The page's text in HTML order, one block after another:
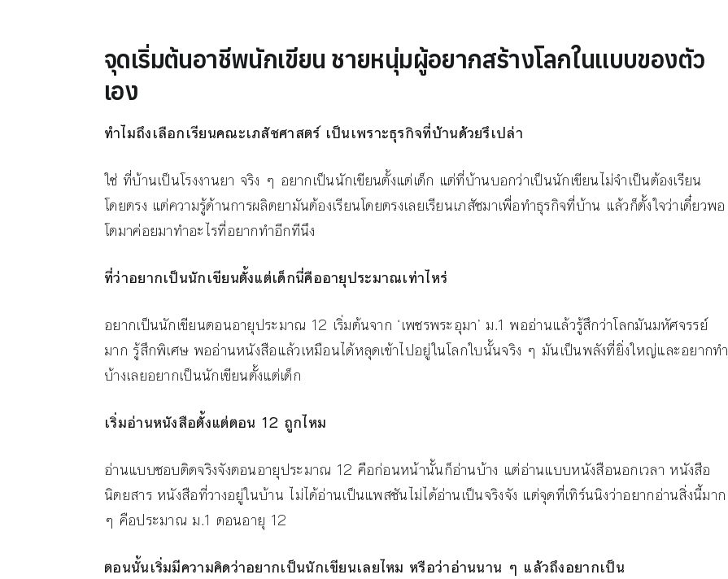
จุดเริ่มต้นอาชีพนักเขียน ชายหนุ่มผู้อยากสร้างโลกในแบบของตัว
เอง
ทำไมถึงเลือกเรียนคณะเภสัชศาสตร์ เป็นเพราะธุรกิจที่บ้านด้วยรึเปล่า
ใช่ ที่บ้านเป็นโรงงานยา จริง ๆ อยากเป็นนักเขียนตั้งแต่เด็ก แต่ที่บ้านบอกว่าเป็นนักเขียนไม่จำเป็นต้องเรียน
โดยตรง แต่ความรู้ด้านการผลิตยามันต้องเรียนโดยตรงเลยเรียนเภสัชมาเพื่อทำธุรกิจที่บ้าน แล้วก็ตั้งใจว่าเดี๋ยวพอ
โตมาค่อยมาทำอะไรที่อยากทำอีกทีนึง
ที่ว่าอยากเป็นนักเขียนตั้งแต่เด็กนี่คืออายุประมาณเท่าไหร่
อยากเป็นนักเขียนตอนอายุประมาณ 12 เริ่มต้นจาก ‘เพชรพระอุมา’ ม.1 พออ่านแล้วรู้สึกว่าโลกมันมหัศจรรย์
มาก รู้สึกพิเศษ พออ่านหนังสือแล้วเหมือนได้หลุดเข้าไปอยู่ในโลกใบนั้นจริง ๆ มันเป็นพลังที่ยิ่งใหญ่และอยากทำ
บ้างเลยอยากเป็นนักเขียนตั้งแต่เด็ก
เริ่มอ่านหนังสือตั้งแต่ตอน 12 ถูกไหม
อ่านแบบชอบติดจริงจังตอนอายุประมาณ 12 คือก่อนหน้านั้นก็อ่านบ้าง แต่อ่านแบบหนังสือนอกเวลา หนังสือ
นิตยสาร หนังสือที่วางอยู่ในบ้าน ไม่ได้อ่านเป็นแพสชันไม่ได้อ่านเป็นจริงจัง แต่จุดที่เทิร์นนิงว่าอยากอ่านสิ่งนี้มาก
ๆ คือประมาณ ม.1 ตอนอายุ 12
ตอนนั้นเริ่มมีความคิดว่าอยากเป็นนักเขียนเลยไหม หรือว่าอ่านนาน ๆ แล้วถึงอยากเป็น